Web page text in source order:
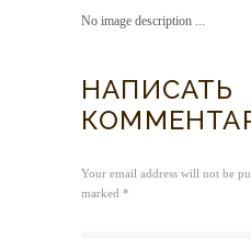
No image description ...
НАПИСАТЬ
Your email address will not be
marked *